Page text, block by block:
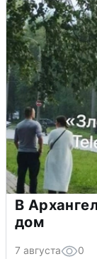
В
дом
7 августа 0